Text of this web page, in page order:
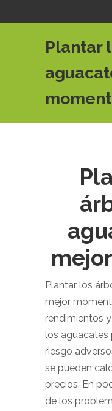
Plantar
Plantar los
mejor
rendimientos
los aguacates
riesgo
se pueden
precios. En
de los